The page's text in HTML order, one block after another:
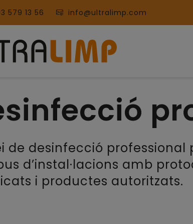
579 13 56 info@ultralimp.com
de desinfecció professional
d’instal·lacions amb
i productes autoritzats.